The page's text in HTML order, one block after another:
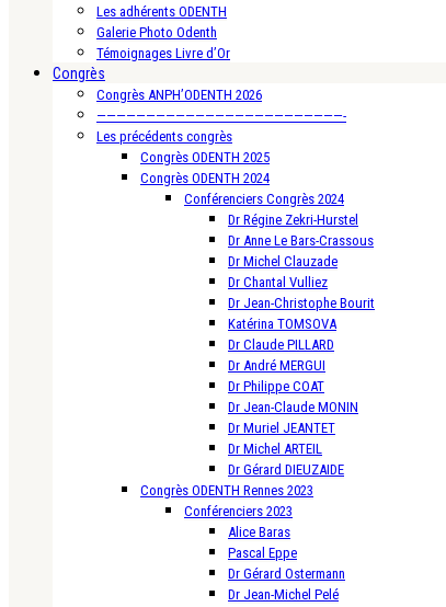
Les adhérents ODENTH
Galerie Photo Odenth
Témoignages Livre d’Or
Congrès
Congrès ANPH’ODENTH 2026
—————————————————————————-
Les précédents congrès
Congrès ODENTH 2025
Congrès ODENTH 2024
Conférenciers Congrès 2024
Dr Régine Zekri-Hurstel
Dr Anne Le Bars-Crassous
Dr Michel Clauzade
Dr Chantal Vulliez
Dr Jean-Christophe Bourit
Katérina TOMSOVA
Dr Claude PILLARD
Dr André MERGUI
Dr Philippe COAT
Dr Jean-Claude MONIN
Dr Muriel JEANTET
Dr Michel ARTEIL
Dr Gérard DIEUZAIDE
Congrès ODENTH Rennes 2023
Conférenciers 2023
Alice Baras
Pascal Eppe
Dr Gérard Ostermann
Dr Jean-Michel Pelé